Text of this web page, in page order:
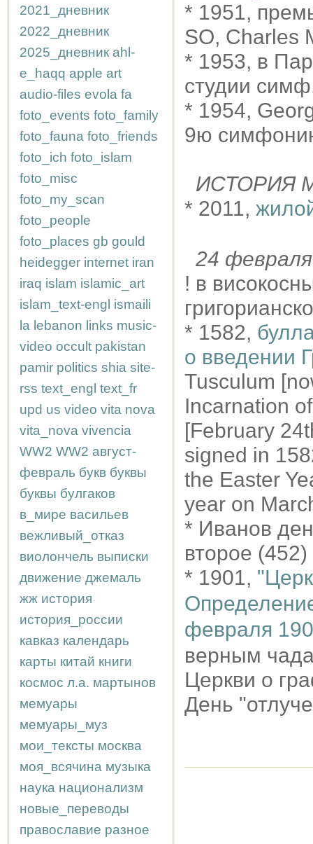
2021_дневник
2022_дневник
2025_дневник ahl-
e_haqq apple art
audio-files evola fa
foto_events foto_family
foto_fauna foto_friends
foto_ich foto_islam
foto_misc
foto_my_scan
foto_people
foto_places gb gould
heidegger internet iran
iraq islam islamic_art
islam_text-engl ismaili
la lebanon links music-
video occult pakistan
pamir politics shia site-
rss text_engl text_fr
upd us video vita nova
vita_nova vivencia
WW2 WW2 август-
февраль букв буквы
буквы булгаков
в_мире васильев
вежливый_отказ
виолончель выписки
движение джемаль
жж история
история_россии
кавказ календарь
карты китай книги
космос л.а. мартынов
мемуары
мемуары_муз
мои_тексты москва
моя_всячина музыка
наука национализм
новые_переводы
православие разное
* 1951,
SO, Charles
* 1953, в
студии
* 1954,
9ю
ИСТОРИЯ
* 2011,
24
! в
* 1582,
о введении
Tusculum
Incarnation
[February
signed in
the Easter
year on
* Иванов
второе
* 1901,
февраля
верным
Церкви о
День